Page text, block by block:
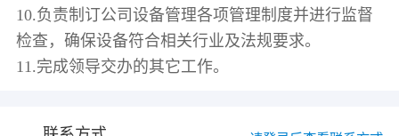
10.负责制订公司设备管理各项管理制度并进行监督
检查，确保设备符合相关行业及法规要求。